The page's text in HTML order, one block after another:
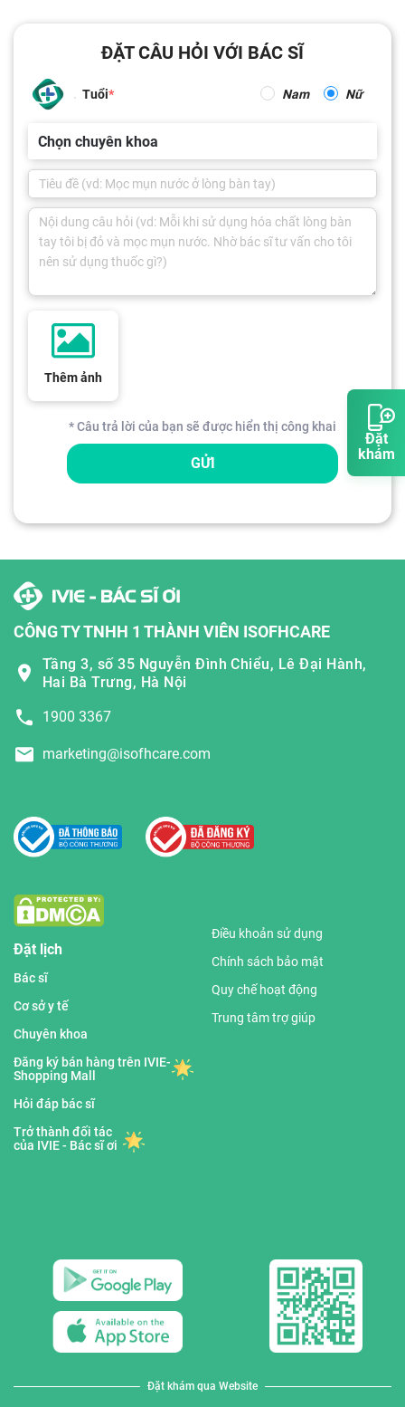
Đặt
khám
ĐẶT CÂU HỎI VỚI BÁC SĨ
Tuổi Nam Nữ
Chọn chuyên khoa
Thêm ảnh
* Câu trả lời của bạn sẽ được hiển thị công khai
GỬI
CÔNG TY TNHH 1 THÀNH VIÊN ISOFHCARE
Tầng 3, số 35 Nguyễn Đình Chiểu, Lê Đại Hành,
Hai Bà Trưng, Hà Nội
1900 3367
marketing@isofhcare.com
Đặt lịch
Bác sĩ
Cơ sở y tế
Chuyên khoa
Đăng ký bán hàng trên IVIE-
Shopping Mall
Hỏi đáp bác sĩ
Trở thành đối tác
của IVIE - Bác sĩ ơi
Điều khoản sử dụng
Chính sách bảo mật
Quy chế hoạt động
Trung tâm trợ giúp
Đặt khám qua Website